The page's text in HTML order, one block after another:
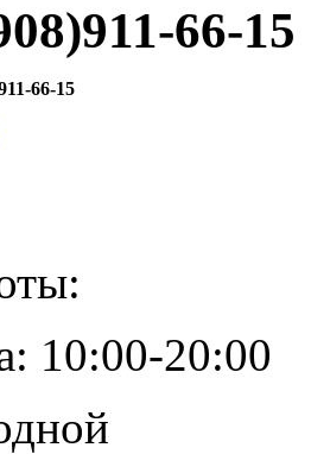
66-15
66-15
10:00-20:00